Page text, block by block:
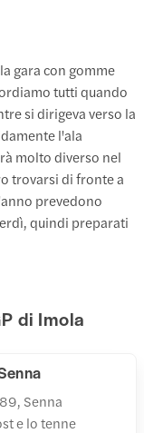
gara con gomme
tutti quando
si dirigeva verso la
l'ala
molto diverso nel
trovarsi di fronte a
prevedono
quindi preparati
di Imola
Senna
e lo tenne